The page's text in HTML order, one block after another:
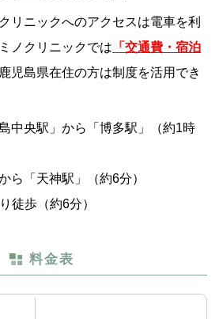
リニックへのアクセスは電車を利
ノクリニックでは 「交通費・宿泊
児島県在住の方は制度を活用でき
中央駅」から「博多駅」（約1時
ら「天神駅」（約6分）
徒歩（約6分）
料金表